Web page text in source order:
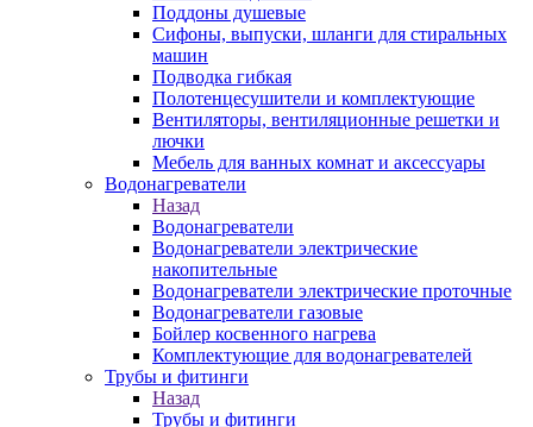
Поддоны душевые
Сифоны, выпуски, шланги для стиральных
машин
Подводка гибкая
Полотенцесушители и комплектующие
Вентиляторы, вентиляционные решетки и
лючки
Мебель для ванных комнат и аксессуары
Водонагреватели
Назад
Водонагреватели
Водонагреватели электрические
накопительные
Водонагреватели электрические проточные
Водонагреватели газовые
Бойлер косвенного нагрева
Комплектующие для водонагревателей
Трубы и фитинги
Назад
Трубы и фитинги